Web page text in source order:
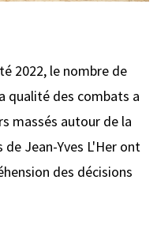
2022, le nombre de
qualité des combats a
massés autour de la
Jean-Yves L'Her ont
des décisions